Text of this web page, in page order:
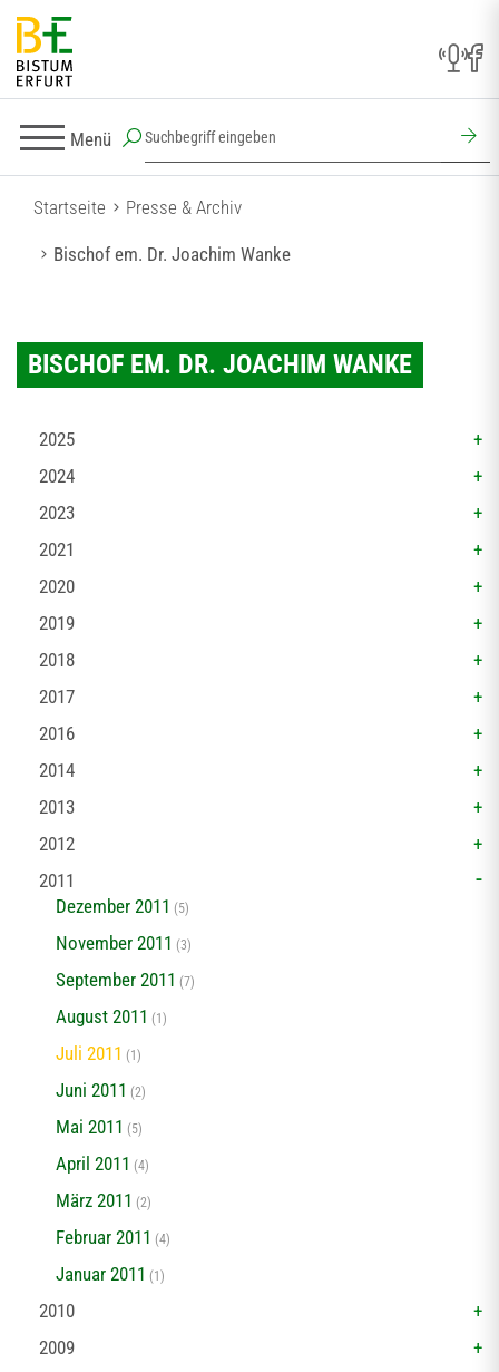
Menü
Startseite Presse & Archiv
Bischof em. Dr. Joachim Wanke
BISCHOF EM. DR. JOACHIM WANKE
2025
2024
2023
2021
2020
2019
2018
2017
2016
2014
2013
2012
2011
Dezember 2011 (5)
November 2011 (3)
September 2011 (7)
August 2011 (1)
Juli 2011 (1)
Juni 2011 (2)
Mai 2011 (5)
April 2011 (4)
März 2011 (2)
Februar 2011 (4)
Januar 2011 (1)
2010
2009